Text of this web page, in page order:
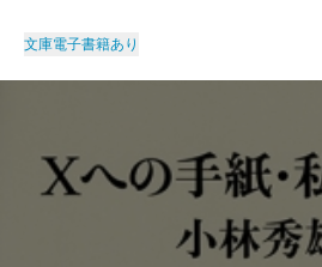
文庫電子書籍あり